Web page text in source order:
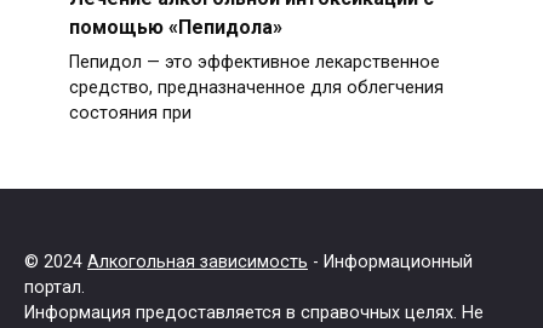
помощью «Пепидола»
Пепидол — это эффективное лекарственное
средство, предназначенное для облегчения
состояния при
© 2024 Алкогольная зависимость - Информационный
портал.
Информация предоставляется в справочных целях. Не